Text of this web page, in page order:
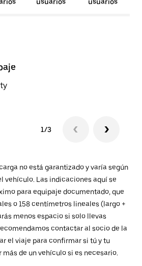
1/3
no está garantizado y varía según
vehículo. Las indicaciones aquí se
para equipaje documentado, que
o 158 centímetros lineales (largo +
menos espacio si solo llevas
contactar al socio de la
el viaje para confirmar si tú y tu
de un vehículo si es necesario.